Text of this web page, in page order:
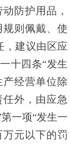
防护用品，
则佩戴、使
，建议由区应
十四条“发生
经营单位除
外，由应急
一项“发生一
元以下的罚